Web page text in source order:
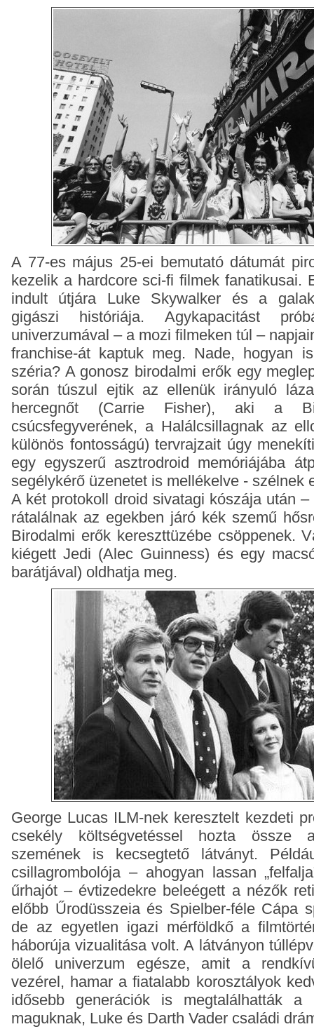
A 77-es május 25-ei bemutató dátumát
kezelik a hardcore sci-fi filmek fanatikusai.
indult útjára Luke Skywalker és a
gigászi históriája. Agykapacitást
univerzumával – a mozi filmeken túl –
franchise-át kaptuk meg. Nade, hogyan
széria? A gonosz birodalmi erők egy
során túszul ejtik az ellenük irányuló
hercegnőt (Carrie Fisher), aki a
csúcsfegyverének, a Halálcsillagnak az
különös fontosságú) tervrajzait úgy
egy egyszerű asztrodroid memóriájába
segélykérő üzenetet is mellékelve - szélnek
A két protokoll droid sivatagi kószája után
rátalálnak az egekben járó kék szemű
Birodalmi erők kereszttüzébe csöppenek.
kiégett Jedi (Alec Guinness) és egy
barátjával) oldhatja meg.
George Lucas ILM-nek keresztelt kezdeti
csekély költségvetéssel hozta össze
szemének is kecsegtető látványt.
csillagrombolója – ahogyan lassan
űrhajót – évtizedekre beleégett a nézők
előbb Űrodüsszeia és Spielber-féle Cápa
de az egyetlen igazi mérföldkő a
háborúja vizualitása volt. A látványon
ölelő univerzum egésze, amit a
vezérel, hamar a fiatalabb korosztályok
idősebb generációk is megtalálhatták a
maguknak, Luke és Darth Vader családi